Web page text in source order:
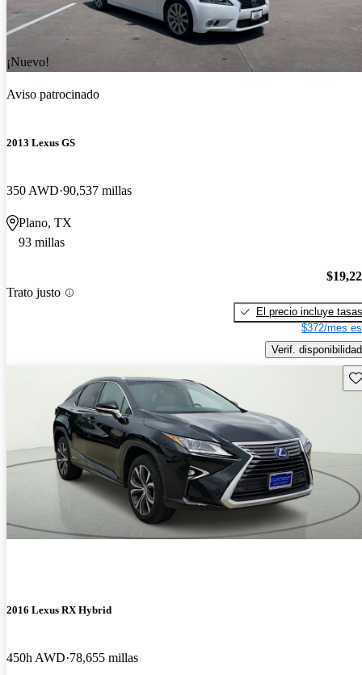
¡Nuevo!
Aviso patrocinado
2013 Lexus GS
350 AWD 90,537 millas
Plano, TX
93 millas
Trato justo
El precio incluye tasas
$372/mes
Verif. disponibilidad
2016 Lexus RX Hybrid
450h AWD 78,655 millas